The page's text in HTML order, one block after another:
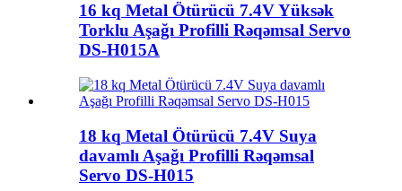
16 kq Metal Ötürücü 7.4V Yüksək
Torklu Aşağı Profilli Rəqəmsal Servo
DS-H015A
18 kq Metal Ötürücü 7.4V Suya
davamlı Aşağı Profilli Rəqəmsal
Servo DS-H015